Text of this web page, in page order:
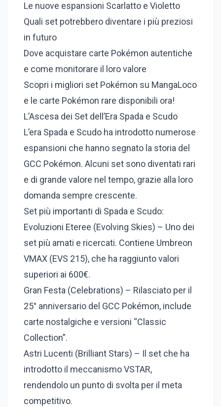
Le nuove espansioni Scarlatto e Violetto
Quali set potrebbero diventare i più preziosi
in futuro
Dove acquistare carte Pokémon autentiche
e come monitorare il loro valore
Scopri i migliori set Pokémon su MangaLoco
e le carte Pokémon rare disponibili ora!
L’Ascesa dei Set dell’Era Spada e Scudo
L’era Spada e Scudo ha introdotto numerose
espansioni che hanno segnato la storia del
GCC Pokémon. Alcuni set sono diventati rari
e di grande valore nel tempo, grazie alla loro
domanda sempre crescente.
Set più importanti di Spada e Scudo:
Evoluzioni Eteree (Evolving Skies) – Uno dei
set più amati e ricercati. Contiene Umbreon
VMAX (EVS 215), che ha raggiunto valori
superiori ai 600€.
Gran Festa (Celebrations) – Rilasciato per il
25° anniversario del GCC Pokémon, include
carte nostalgiche e versioni “Classic
Collection”.
Astri Lucenti (Brilliant Stars) – Il set che ha
introdotto il meccanismo VSTAR,
rendendolo un punto di svolta per il meta
competitivo.